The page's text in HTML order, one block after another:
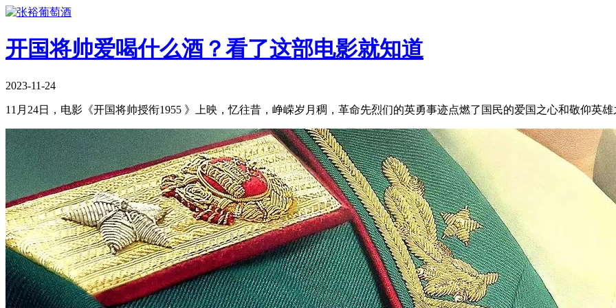
开国将帅爱喝什么酒？看了这部电影就知道
2023-11-24
11月24日，电影《开国将帅授衔1955 》上映，忆往昔，峥嵘岁月稠，革命先烈们的英勇事迹点燃了国民的爱国之心和敬仰英